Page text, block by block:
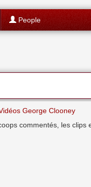
People
George Clooney
commentés, les clips